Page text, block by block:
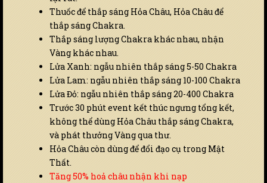
Thuốc để thắp sáng Hỏa Châu, Hỏa Châu để
thắp sáng Chakra.
Thắp sáng lượng Chakra khác nhau, nhận
Vàng khác nhau.
Lửa Xanh: ngẫu nhiên thắp sáng 5-50 Chakra
Lửa Lam: ngẫu nhiên thắp sáng 10-100 Chakra
Lửa Đỏ: ngẫu nhiên thắp sáng 20-400 Chakra
Trước 30 phút event kết thúc ngưng tổng kết,
không thể dùng Hỏa Châu thắp sáng Chakra,
và phát thưởng Vàng qua thư.
Hỏa Châu còn dùng để đổi đạo cụ trong Mật
Thất.
Tăng 50% hoả châu nhận khi nạp